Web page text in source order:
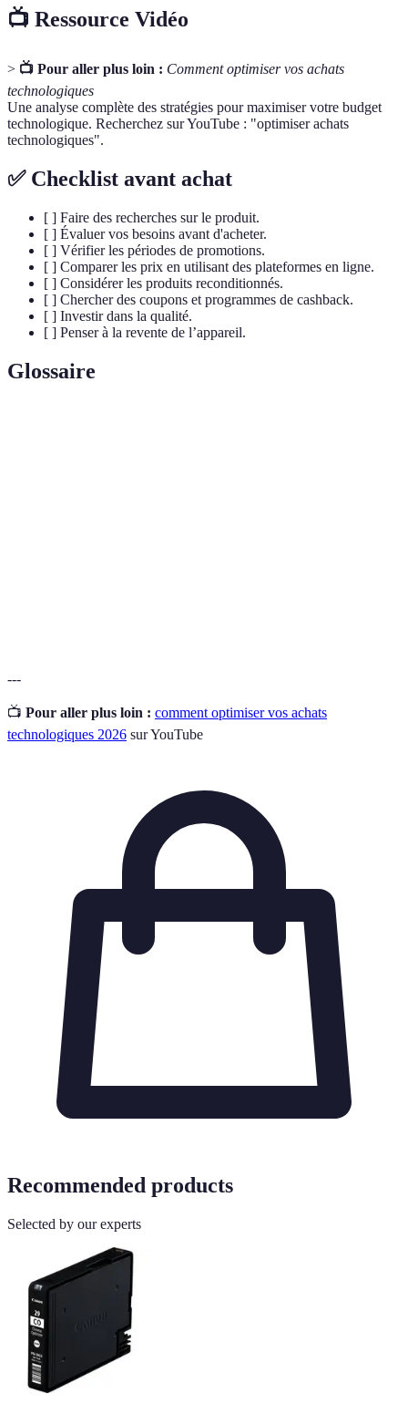
📺 Ressource Vidéo
> 📺 Pour aller plus loin : Comment optimiser vos achats
technologiques
Une analyse complète des stratégies pour maximiser votre budget
technologique. Recherchez sur YouTube : "optimiser achats
technologiques".
✅ Checklist avant achat
[ ] Faire des recherches sur le produit.
[ ] Évaluer vos besoins avant d'acheter.
[ ] Vérifier les périodes de promotions.
[ ] Comparer les prix en utilisant des plateformes en ligne.
[ ] Considérer les produits reconditionnés.
[ ] Chercher des coupons et programmes de cashback.
[ ] Investir dans la qualité.
[ ] Penser à la revente de l’appareil.
Glossaire
---
📺 Pour aller plus loin : comment optimiser vos achats
technologiques 2026 sur YouTube
Recommended products
Selected by our experts